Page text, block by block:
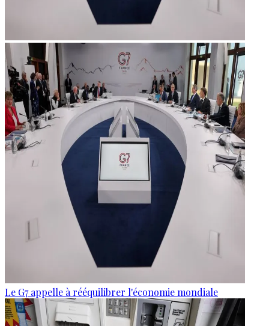
Le G7 appelle à rééquilibrer l'économie mondiale